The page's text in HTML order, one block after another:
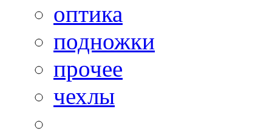
оптика
подножки
прочее
чехлы